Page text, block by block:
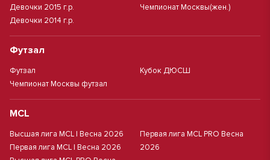
Девочки 2015 г.р.
Девочки 2014 г.р.
Чемпионат Москвы(жен.)
Футзал
Футзал
Чемпионат Москвы футзал
Кубок ДЮСШ
MCL
Высшая лига MCL | Весна 2026
Первая лига MCL | Весна 2026
Первая лига MCL PRO Весна
2026